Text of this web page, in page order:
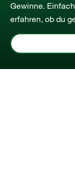
Gewinne.
erfahren, ob du